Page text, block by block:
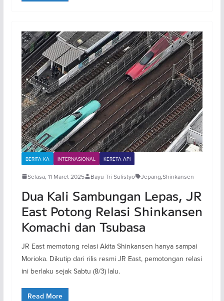
BERITA KA INTERNASIONAL KERETA API
Selasa, 11 Maret 2025 Bayu Tri Sulistyo Jepang,Shinkansen
Dua Kali Sambungan Lepas, JR
East Potong Relasi Shinkansen
Komachi dan Tsubasa
JR East memotong relasi Akita Shinkansen hanya sampai
Morioka. Dikutip dari rilis resmi JR East, pemotongan relasi
ini berlaku sejak Sabtu (8/3) lalu.
Read More